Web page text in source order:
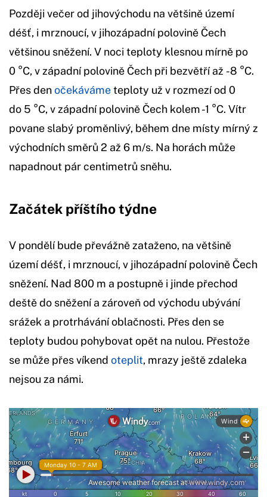
Později večer od jihovýchodu na většině území
déšť, i mrznoucí, v jihozápadní polovině Čech
většinou sněžení. V noci teploty klesnou mírně po
0 °C, v západní polovině Čech při bezvětří až -8 °C.
Přes denočekávámeteploty už v rozmezí od 0
do 5 °C, v západní polovině Čech kolem -1 °C. Vítr
povane slabý proměnlivý, během dne místy mírný z
východních směrů 2 až 6 m/s. Na horách může
napadnout pár centimetrů sněhu.
Začátek příštího týdne
V pondělí bude převážně zataženo, na většině
území déšť, i mrznoucí, v jihozápadní polovině Čech
sněžení. Nad 800 m a postupně i jinde přechod
deště do sněžení a zároveň od východu ubývání
srážek a protrhávání oblačnosti. Přes den se
teploty budou pohybovat opět na nulou. Přestože
se může přes víkend oteplit, mrazy ještě zdaleka
nejsou za námi.